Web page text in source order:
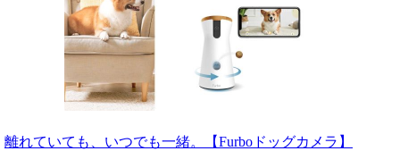
離れていても、いつでも一緒。【Furboドッグカメラ】